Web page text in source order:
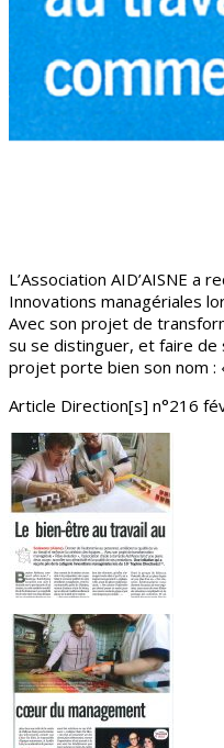
L’Association AID’AISNE a
Innovations managériales
Avec son projet de
su se distinguer, et faire de
projet porte bien son nom :
Article Direction[s] n°216